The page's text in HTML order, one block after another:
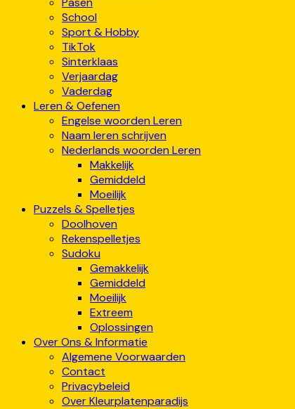
School
Sport & Hobby
TikTok
Sinterklaas
Verjaardag
Vaderdag
Leren & Oefenen
Engelse woorden Leren
Naam leren schrijven
Nederlands woorden Leren
Makkelijk
Gemiddeld
Moeilijk
Puzzels & Spelletjes
Doolhoven
Rekenspelletjes
Sudoku
Gemakkelijk
Gemiddeld
Moeilijk
Extreem
Oplossingen
Over Ons & Informatie
Algemene Voorwaarden
Contact
Privacybeleid
Over Kleurplatenparadijs